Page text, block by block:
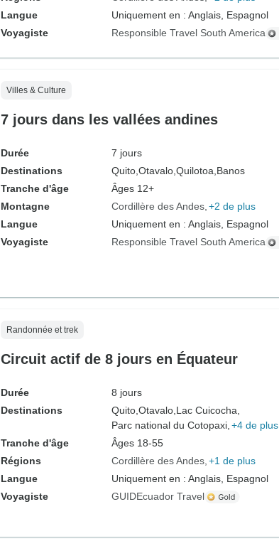
Langue
Uniquement en : Anglais, Espagnol
Voyagiste
Responsible Travel South America
Villes & Culture
7 jours dans les vallées andines
Durée
7 jours
Destinations
Quito, Otavalo, Quilotoa, Banos
Tranche d'âge
Âges 12+
Montagne
Cordillère des Andes +2 de plus
Langue
Uniquement en : Anglais, Espagnol
Voyagiste
Responsible Travel South America
Randonnée et trek
Circuit actif de 8 jours en Équateur
Durée
8 jours
Destinations
Quito, Otavalo, Lac Cuicocha,
Parc national du Cotopaxi, +4 de plus
Tranche d'âge
Âges 18-55
Régions
Cordillère des Andes +1 de plus
Langue
Uniquement en : Anglais, Espagnol
Voyagiste
GUIDEcuador Travel